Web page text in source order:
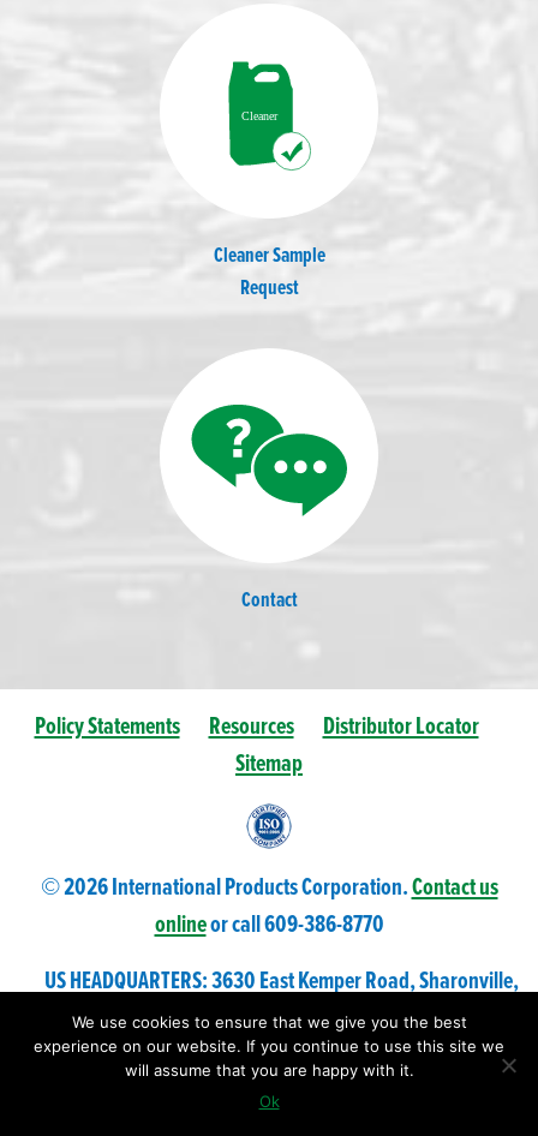
Cleaner Sample
Request
Contact
Policy Statements Resources
Distributor Locator
Sitemap
© 2026 International Products Corporation.Contact us
onlineor call 609-386-8770
US HEADQUARTERS: 3630 East Kemper Road, Sharonville,
Ohio 45241 USA
We use cookies to ensure that we give you the best
experience on our website. If you continue to use this site we
will assume that you are happy with it.
Ok